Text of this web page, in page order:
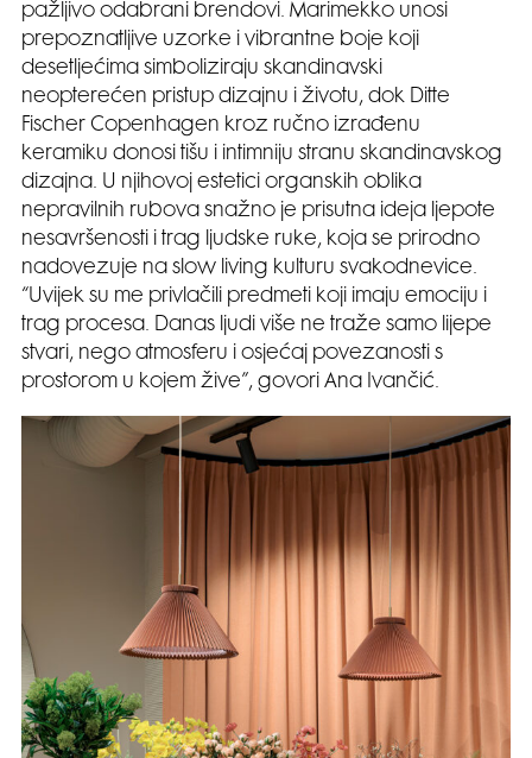
pažljivo odabrani brendovi. Marimekko unosi
prepoznatljive uzorke i vibrantne boje koji
desetljećima simboliziraju skandinavski
neopterećen pristup dizajnu i životu, dok Ditte
Fischer Copenhagen kroz ručno izrađenu
keramiku donosi tišu i intimniju stranu skandinavskog
dizajna. U njihovoj estetici organskih oblika
nepravilnih rubova snažno je prisutna ideja ljepote
nesavršenosti i trag ljudske ruke, koja se prirodno
nadovezuje na slow living kulturu svakodnevice.
“Uvijek su me privlačili predmeti koji imaju emociju i
trag procesa. Danas ljudi više ne traže samo lijepe
stvari, nego atmosferu i osjećaj povezanosti s
prostorom u kojem žive”, govori Ana Ivančić.